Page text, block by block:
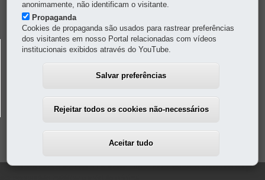
Colunas
PmprPOLÍCIA MILITAR DO PARANÁ
Av. Marechal Floriano Peixoto, 1401-80230-110-Curitiba
MAPA
Este bloco está quebrado ou ausente. Pode estar faltando conteúdo ou pode
anonimamente, não identificam o visitante.
Propaganda
Cookies de propaganda são usados para rastrear preferências
dos visitantes em nosso Portal relacionadas com vídeos
institucionais exibidos através do YouTube.
Salvar preferências
Rejeitar todos os cookies não-necessários
Aceitar tudo